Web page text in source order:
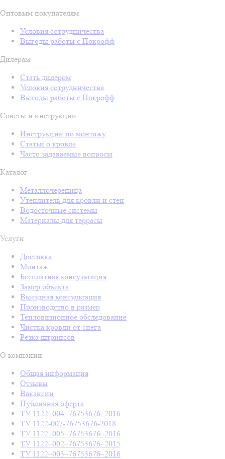
Оптовым покупателям
Условия сотрудничества
Выгоды работы с Покрофф
Дилерам
Стать дилером
Условия сотрудничества
Выгоды работы с Покрофф
Советы и инструкции
Инструкции по монтажу
Статьи о кровле
Часто задаваемые вопросы
Каталог
Металлочерепица
Утеплитель для кровли и стен
Водосточные системы
Материалы для террасы
Услуги
Доставка
Монтаж
Бесплатная консультация
Замер объекта
Выездная консультация
Производство в размер
Тепловизионное обследование
Чистка кровли от снега
Резка штрипсов
О компании
Общая информация
Отзывы
Вакансии
Публичная оферта
ТУ 1122–004–76753676–2016
ТУ 1122-007-76753676-2018
ТУ 1122–005–76753676–2016
ТУ 1122–002–76753676–2015
ТУ 1122–003–76753676–2016